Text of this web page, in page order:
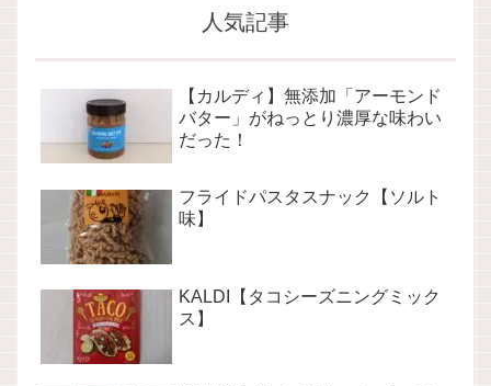
人気記事
【カルディ】無添加「アーモンド
バター」がねっとり濃厚な味わい
だった！
フライドパスタスナック【ソルト
味】
KALDI【タコシーズニングミック
ス】